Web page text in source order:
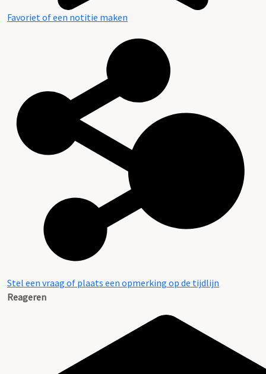
Favoriet of een notitie maken
Stel een vraag of plaats een opmerking op de tijdlijn
Reageren